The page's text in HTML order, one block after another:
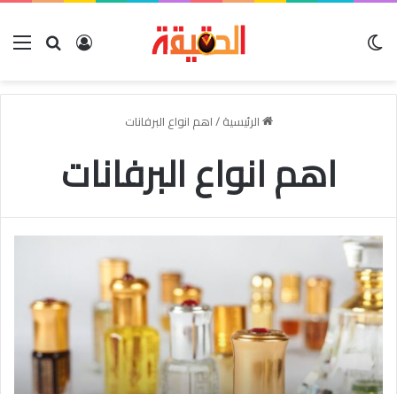
بحث عنتسجيل
الرئيسية/اهم انواع البرفانات
اهم انواع البرفانات